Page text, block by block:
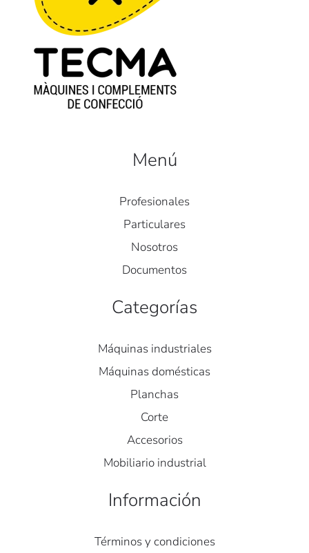
Menú
Profesionales
Particulares
Nosotros
Documentos
Categorías
Máquinas industriales
Máquinas domésticas
Planchas
Corte
Accesorios
Mobiliario industrial
Información
Términos y condiciones